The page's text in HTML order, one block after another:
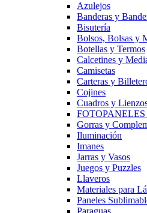
Azulejos
Banderas y
Bisutería
Bolsos, Bolsas y
Botellas y Termos
Calcetines y
Camisetas
Carteras y
Cojines
Cuadros y
Gorras y
Iluminación
Imanes
Jarras y Vasos
Juegos y Puzzles
Llaveros
Materiales para
Paneles